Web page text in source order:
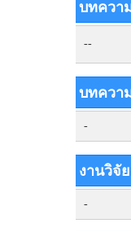
บทควา
--
บทควา
-
งานวิจั
-